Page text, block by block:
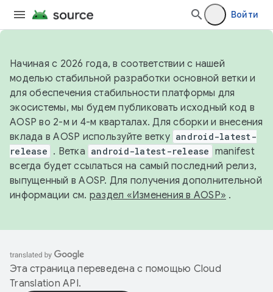
Войти
Начиная с 2026 года, в соответствии с нашей
моделью стабильной разработки основной ветки и
для обеспечения стабильности платформы для
экосистемы, мы будем публиковать исходный код в
AOSP во 2-м и 4-м кварталах. Для сборки и внесения
вклада в AOSP используйте ветку android-latest-
release . Ветка android-latest-release manifest
всегда будет ссылаться на самый последний релиз,
выпущенный в AOSP. Для получения дополнительной
информации см. раздел «Изменения в AOSP» .
Эта страница переведена с помощью Cloud
Translation API.